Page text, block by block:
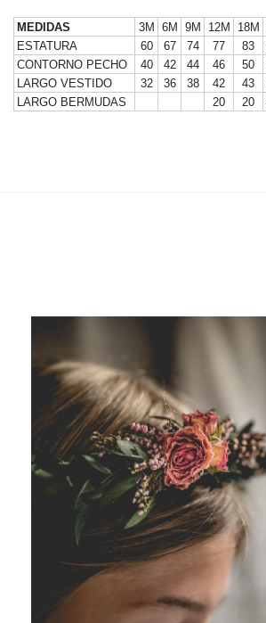
MEDIDAS 3M 6M 9M 12M 18M
ESTATURA
60 67 74 77 83
CONTORNO PECHO
40 42 44 46 50
LARGO VESTIDO
32 36 38 42 43
LARGO BERMUDAS
20 20